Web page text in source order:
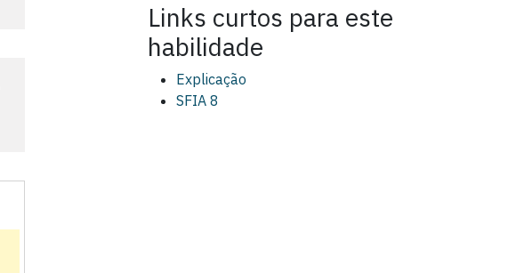
Links curtos para este
habilidade
Explicação
SFIA 8